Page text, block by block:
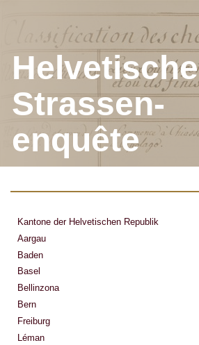
Helvetische
Strassen-
enquête
Kantone der Helvetischen Republik
Aargau
Baden
Basel
Bellinzona
Bern
Freiburg
Léman